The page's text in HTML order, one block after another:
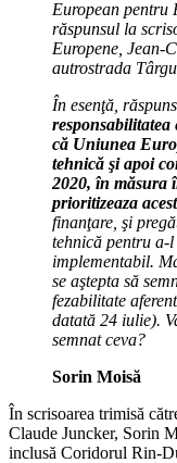
European pentru
răspunsul la
Europene, Jean-
autrostrada
În esenţă,
că Uniunea
tehnică şi apoi
2020, în măsura
prioritizeaza
finanţare, şi
tehnică pentru a-
implementabil.
se aştepta să
fezabilitate
datată 24 iulie).
semnat ceva?
Sorin Moisă
În scrisoarea trimisă
Claude Juncker, Sorin
inclusă Coridorul Rin-